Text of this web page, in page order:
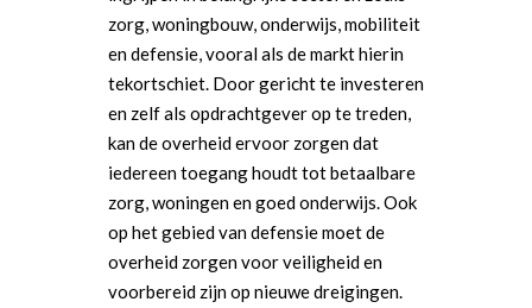
zorg, woningbouw, onderwijs, mobiliteit
en defensie, vooral als de markt hierin
tekortschiet. Door gericht te investeren
en zelf als opdrachtgever op te treden,
kan de overheid ervoor zorgen dat
iedereen toegang houdt tot betaalbare
zorg, woningen en goed onderwijs. Ook
op het gebied van defensie moet de
overheid zorgen voor veiligheid en
voorbereid zijn op nieuwe dreigingen.